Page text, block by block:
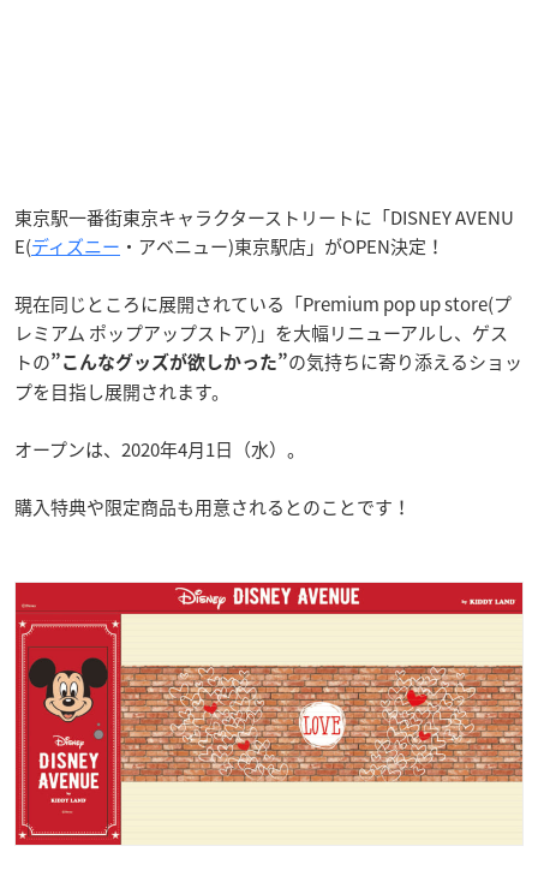
東京駅一番街東京キャラクターストリートに「DISNEY AVENU
E(ディズニー ・アベニュー)東京駅店」がOPEN決定！
現在同じところに展開されている「Premium pop up store(プ
レミアム ポップアップストア)」を大幅リニューアルし、ゲス
トの”こんなグッズが欲しかった”の気持ちに寄り添えるショッ
プを目指し展開されます。
オープンは、2020年4月1日（水）。
購入特典や限定商品も用意されるとのことです！